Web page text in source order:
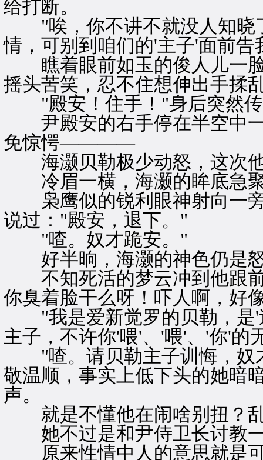
给打断。
"唉，你不讲不就没人知晓
情，可别到咱们的'主子'面前告
瞧着眼前如玉的俊人儿一脸
摇头苦笑，忍不住想伸出手揉
"殿安！住手！"身后突然传
尹殿安的右手停在半空中一
免惊愕————
海灏贝勒极少动怒，这次
冷眉一横，海灏的眸底急聚
枭鹰似的锐利眼神射向一旁
说过："殿安，退下。"
"喳。奴才跪安。"
好半晌，海灏的神色仍是
不知死活的梦云冲到他跟前
你臭着脸干么呀！吓人啊，好
"我是爱新觉罗的贝勒，是'
主子，不许你'喂'、'喂'、'你'的
"喳。请贝勒主子训悔，奴
敬温顺，事实上低下头的她暗
声。
就是不懂他在闹啥别扭？
她不过是和尹侍卫长讨教
原来性情中人的意思就是可